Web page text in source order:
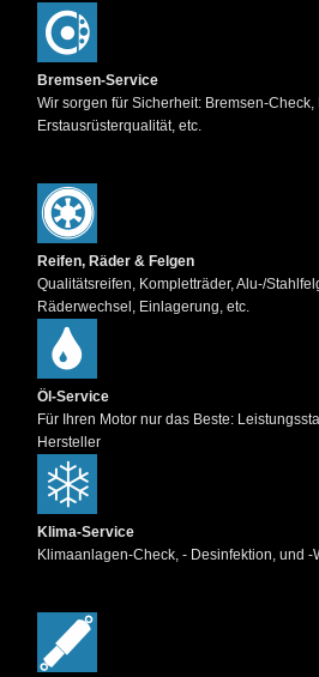
Bremsen-Service
Wir sorgen für Sicherheit: Bremsen-Check,
Erstausrüsterqualität, etc.
Reifen, Räder & Felgen
Qualitätsreifen, Kompletträder, Alu-/
Räderwechsel, Einlagerung, etc.
Öl-Service
Für Ihren Motor nur das Beste:
Hersteller
Klima-Service
Klimaanlagen-Check, - Desinfektion, und -